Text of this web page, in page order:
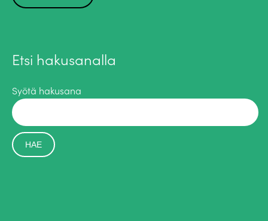
Etsi hakusanalla
Syötä hakusana